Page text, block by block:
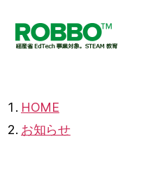
ラ
ミ
ン
HOME
お知らせ